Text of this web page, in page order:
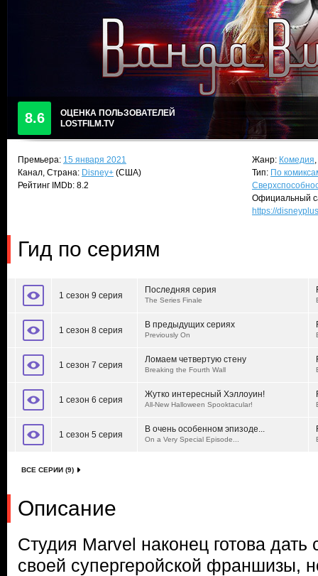
8.6
ОЦЕНКА ПОЛЬЗОВАТЕЛЕЙ
LOSTFILM.TV
Премьера: 15 января 2021
Канал, Страна: Disney+ (США)
Рейтинг IMDb: 8.2
Жанр: Комедия,
Тип: По
Официальный
https://
Гид по сериям
1 сезон 9 серия
Последняя серия
The Series Finale
1 сезон 8 серия
В предыдущих сериях
Previously On
1 сезон 7 серия
Ломаем четвертую стену
Breaking the Fourth Wall
1 сезон 6 серия
Жутко интересный Хэллоуин!
All-New Halloween Spooktacular!
1 сезон 5 серия
В очень особенном эпизоде...
On a Very Special Episode...
ВСЕ СЕРИИ (9)
Описание
Студия Marvel наконец готова дать
своей супергеройской франшизы,